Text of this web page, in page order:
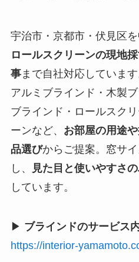
宇治市・京都市・伏見区を
ロールスクリーンの現地
事まで自社対応しています
アルミブラインド・木製
ブラインド・ロールスク
ーンなど、 お部屋の用途
品選びからご提案。窓サ
し、
見た目と使いやすさ
しています。
▶ ブラインドのサービス
https://interior-